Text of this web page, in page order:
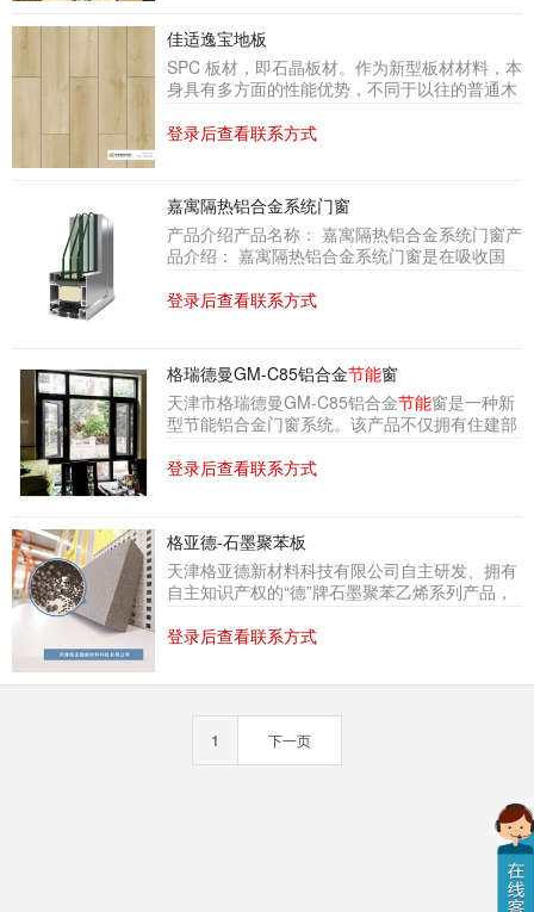
足不同地区不同客户的需求。
佳适逸宝地板
SPC 板材，即石晶板材。作为新型板材材料，本
身具有多方面的性能优势，不同于以往的普通木
树脂与石粉加热混合形成，是响应国家
登录后查看联系方式
嘉寓隔热铝合金系统门窗
产品介绍产品名称： 嘉寓隔热铝合金系统门窗产
品介绍： 嘉寓隔热铝合金系统门窗是在吸收国
情及市场需求而独立研发的具有优良隔热
容）、加工工艺通用性。通过不同宽度的高强尼
龙隔热条（PA66GF25）将室内、室外两片铝材
连接起来的，使其可以满足中国多气候区对门窗
的不同要求。嘉寓隔热铝合金系统门窗铝合金门
配套使用。独立均衡的
登录后查看联系方式
格瑞德曼GM-C85铝合金节能窗
天津市格瑞德曼GM-C85铝合金节能窗是一种新
型节能铝合金门窗系统。该产品不仅拥有住建部
过了建设部科技成果评估并拥有多项发明专利,为
指标超过地方标准,为门窗行业自主节能研发开辟
出了一条新途径。
登录后查看联系方式
格亚德-石墨聚苯板
天津格亚德新材料科技有限公司自主研发、拥有
自主知识产权的“德”牌石墨聚苯乙烯系列产品，
石墨，且控制在最佳添加量4.5%~5%，石墨聚苯
材料的导热系数，是建筑
品。同时，还可实现客户对石墨含量、导热系
数、力学性能、阻燃性能的不同需求进行特殊定
登录后查看联系方式
1 下一页